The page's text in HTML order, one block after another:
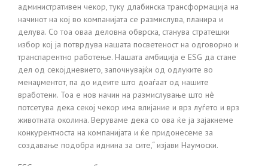
административен чекор, туку длабинска трансформација на
начинот на кој во компанијата се размислува, планира и
делува. Со тоа оваа деловна обврска, станува стратешки
избор кој ја потврдува нашата посветеност на одговорно и
транспарентно работење. Нашата амбиција е ESG да стане
дел од секојдневието, започнувајќи од одлуките во
менаџментот, па до идеите што доаѓаат од нашите
вработени. Тоа е нов начин на размислување што нè
потсетува дека секој чекор има влијание и врз луѓето и врз
животната околина. Веруваме дека со ова ќе ја зајакнеме
конкурентноста на компанијата и ќе придонесеме за
создавање подобра иднина за сите,“ изјави Наумоски.